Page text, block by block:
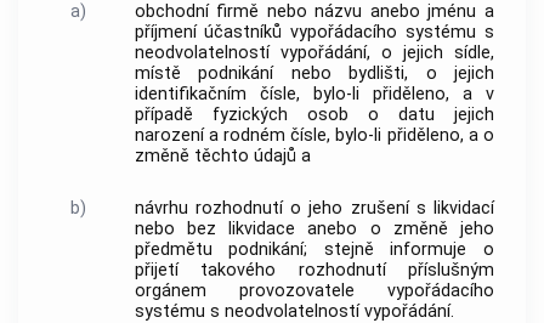
a)
obchodní firmě nebo názvu anebo jménu a
příjmení účastníků vypořádacího systému s
neodvolatelností vypořádání, o jejich sídle,
místě podnikání nebo bydlišti, o jejich
identifikačním čísle, bylo-li přiděleno, a v
případě fyzických osob o datu jejich
narození a rodném čísle, bylo-li přiděleno, a o
změně těchto údajů a
b)
návrhu rozhodnutí o jeho zrušení s likvidací
nebo bez likvidace anebo o změně jeho
předmětu podnikání; stejně informuje o
přijetí takového rozhodnutí příslušným
orgánem provozovatele vypořádacího
systému s neodvolatelností vypořádání.